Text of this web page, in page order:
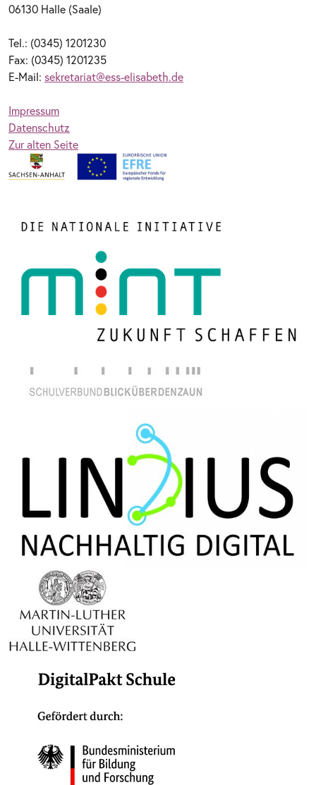
06130 Halle (Saale)
Tel.: (0345) 1201230
Fax: (0345) 1201235
E-Mail: sekretariat@ess-elisabeth.de
Impressum
Datenschutz
Zur alten Seite